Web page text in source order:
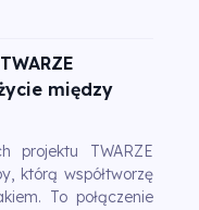
między
projektu TWARZE
którą współtworzę
To połączenie